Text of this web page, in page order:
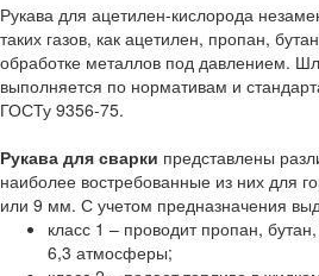
Рукава для ацетилен-кислорода
таких газов, как ацетилен, пропан,
обработке металлов под давлением.
выполняется по нормативам и
ГОСТу 9356-75.
Рукава для сварки представлены
наиболее востребованные из них для
или 9 мм. С учетом предназначения
класс 1 – проводит пропан, бутан,
6,3 атмосферы;